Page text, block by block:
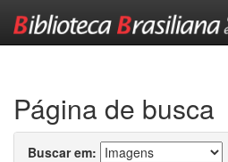
Página de busca
Buscar em: